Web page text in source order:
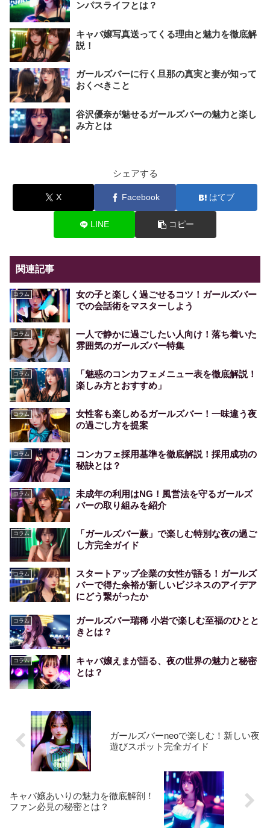
ンパスライフとは？
キャバ嬢写真送ってくる理由と魅力を徹底解
説！
ガールズバーに行く旦那の真実と妻が知って
おくべきこと
谷沢優奈が魅せるガールズバーの魅力と楽し
み方とは
シェアする
X Facebook はてブ
LINE コピー
関連記事
コラム
女の子と楽しく過ごせるコツ！ガールズバー
での会話術をマスターしよう
コラム
一人で静かに過ごしたい人向け！落ち着いた
雰囲気のガールズバー特集
コラム
「魅惑のコンカフェメニュー表を徹底解説！
楽しみ方とおすすめ」
コラム
女性客も楽しめるガールズバー！一味違う夜
の過ごし方を提案
コラム
コンカフェ採用基準を徹底解説！採用成功の
秘訣とは？
コラム
未成年の利用はNG！風営法を守るガールズ
バーの取り組みを紹介
コラム
「ガールズバー蕨」で楽しむ特別な夜の過ご
し方完全ガイド
コラム
スタートアップ企業の女性が語る！ガールズ
バーで得た余裕が新しいビジネスのアイデア
にどう繋がったか
コラム
ガールズバー瑞稀 小岩で楽しむ至福のひとと
きとは？
コラム
キャバ嬢えまが語る、夜の世界の魅力と秘密
とは？
ガールズバーneoで楽しむ！新しい夜
遊びスポット完全ガイド
キャバ嬢あいりの魅力を徹底解剖！
ファン必見の秘密とは？